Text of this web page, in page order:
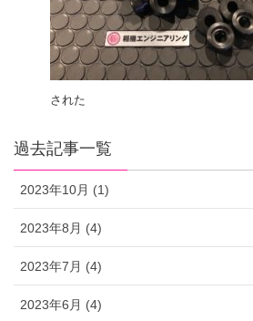
された
過去記事一覧
2023年10月 (1)
2023年8月 (4)
2023年7月 (4)
2023年6月 (4)